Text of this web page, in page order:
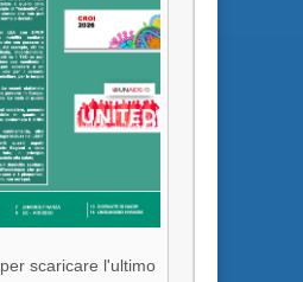
per scaricare l'ultimo